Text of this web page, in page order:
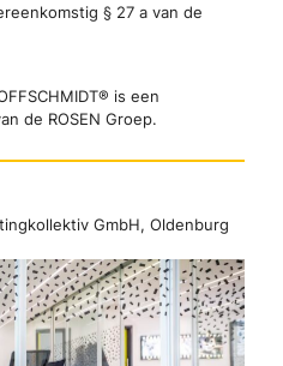
§ 27 a van de
is een
de ROSEN Groep.
GmbH, Oldenburg